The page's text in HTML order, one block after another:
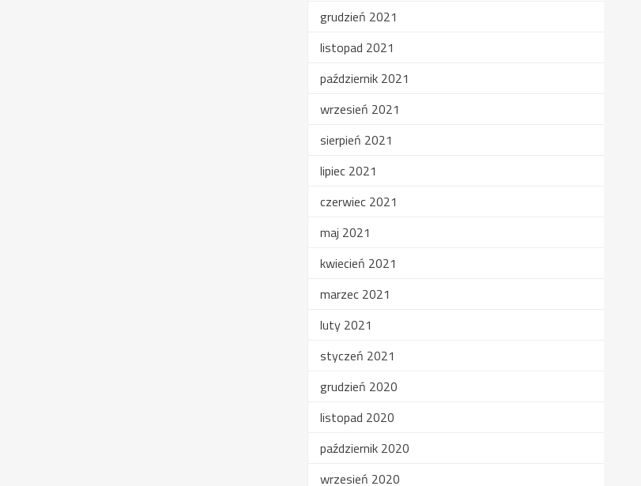
grudzień 2021
listopad 2021
październik 2021
wrzesień 2021
sierpień 2021
lipiec 2021
czerwiec 2021
maj 2021
kwiecień 2021
marzec 2021
luty 2021
styczeń 2021
grudzień 2020
listopad 2020
październik 2020
wrzesień 2020